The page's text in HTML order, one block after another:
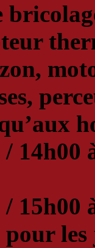
/ 14h00
15h00
pour